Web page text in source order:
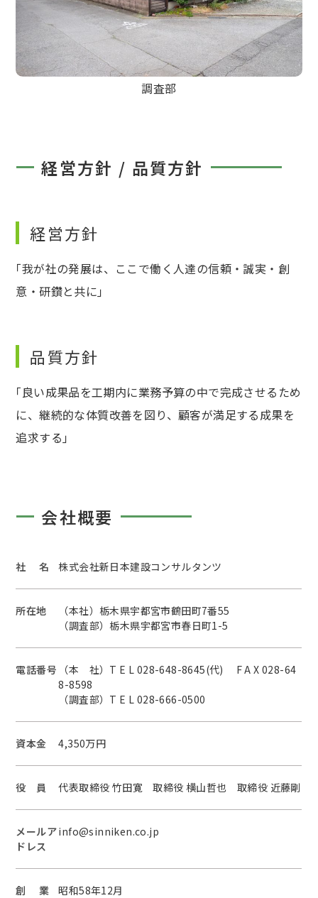
調査部
経営方針 / 品質方針
経営方針
｢我が社の発展は、ここで働く人達の信頼・誠実・創
意・研鑽と共に｣
品質方針
｢良い成果品を工期内に業務予算の中で完成させるため
に、継続的な体質改善を図り、顧客が満足する成果を
追求する｣
会社概要
社 名 株式会社新日本建設コンサルタンツ
所在地
（本社）栃木県宇都宮市鶴田町7番55
（調査部）栃木県宇都宮市春日町1-5
電話番号
（本 社）T E L 028-648-8645(代) F A X 028-64
8-8598
（調査部）T E L 028-666-0500
資本金 4,350万円
役 員 代表取締役 竹田寛 取締役 横山哲也 取締役 近藤剛
メールア
ドレス
info@sinniken.co.jp
創 業 昭和58年12月